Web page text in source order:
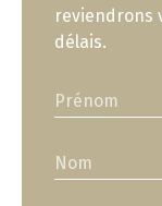
reviendrons
délais.
Prénom
Nom